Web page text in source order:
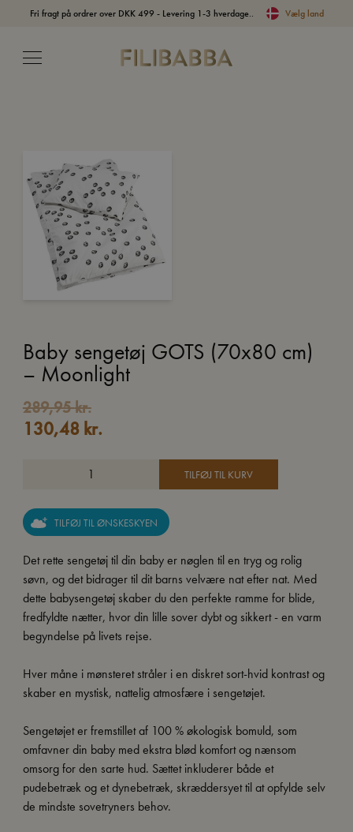
Fri fragt på ordrer over DKK 499 - Levering 1-3 hverdage.. Vælg land
Baby sengetøj GOTS (70x80 cm)
– Moonlight
289,95kr.
130,48 kr.
TILFØJ TIL KURV
TILFØJ TIL ØNSKESKYEN
Det rette sengetøj til din baby er nøglen til en tryg og rolig
søvn, og det bidrager til dit barns velvære nat efter nat. Med
dette babysengetøj skaber du den perfekte ramme for blide,
fredfyldte nætter, hvor din lille sover dybt og sikkert - en varm
begyndelse på livets rejse.
Hver måne i mønsteret stråler i en diskret sort-hvid kontrast og
skaber en mystisk, nattelig atmosfære i sengetøjet.
Sengetøjet er fremstillet af 100 % økologisk bomuld, som
omfavner din baby med ekstra blød komfort og nænsom
omsorg for den sarte hud. Sættet inkluderer både et
pudebetræk og et dynebetræk, skræddersyet til at opfylde selv
de mindste sovetryners behov.